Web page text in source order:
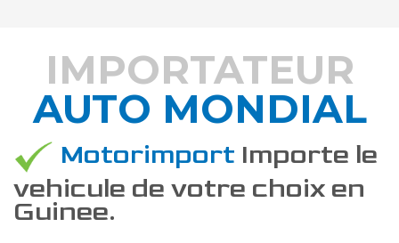
DÉCOUVREZ COMMENT
IMPORTATEUR
AUTO MONDIAL
Motorimport Importe le
vehicule de votre choix en
Guinee.